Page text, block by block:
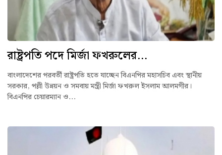
রাষ্ট্রপতি পদে মির্জা ফখরুলের...
বাংলাদেশের পরবর্তী রাষ্ট্রপতি হতে যাচ্ছেন বিএনপির মহাসচিব এবং স্থানীয়
সরকার, পল্লী উন্নয়ন ও সমবায় মন্ত্রী মির্জা ফখরুল ইসলাম আলমগীর।
বিএনপির চেয়ারম্যান ও...